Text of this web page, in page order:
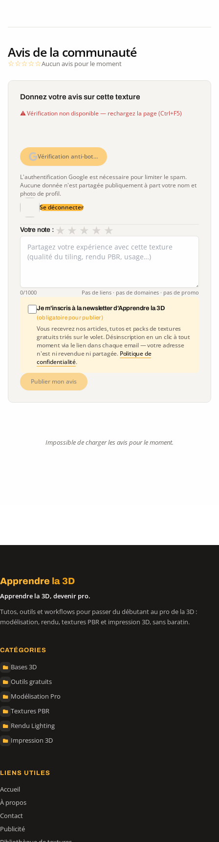
Avis de la communauté
Aucun avis pour le moment
Donnez votre avis sur cette texture
Vérification non disponible — rechargez la page (Ctrl+F5)
Vérification anti-bot…
L'authentification Google est nécessaire pour limiter le spam.
Aucune donnée n'est partagée publiquement à part votre nom et
photo de profil.
Se déconnecter
Votre note : ★
★
★
★
★
0/1000 Pas de liens · pas de domaines · pas de promo
Je m'inscris à la newsletter d'Apprendre la 3D
(obligatoire pour publier)
Vous recevrez nos articles, tutos et packs de textures
gratuits triés sur le volet. Désinscription en un clic à tout
moment via le lien dans chaque email — votre adresse
n'est ni revendue ni partagée. Politique de
confidentialité.
Publier mon avis
Impossible de charger les avis pour le moment.
Apprendre la 3D
Apprendre la 3D, devenir pro.
Tutos, outils et workflows pour passer du débutant au pro de la 3D :
modélisation, rendu, textures PBR et impression 3D, sans baratin.
CATÉGORIES
Bases 3D
Outils gratuits
Modélisation Pro
Textures PBR
Rendu Lighting
Impression 3D
LIENS UTILES
Accueil
À propos
Contact
Publicité